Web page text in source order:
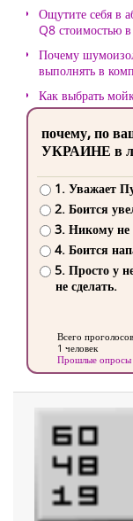
Ощутите себя в
Q8 стоимостью
Почему
выполнять в
Как выбрать
почему, по
УКРАИНЕ в
1. Уважает
2. Боится
3. Никому не
4. Боится
5. Просто у
не сделать.
Всего
1 человек
Прошлые опросы